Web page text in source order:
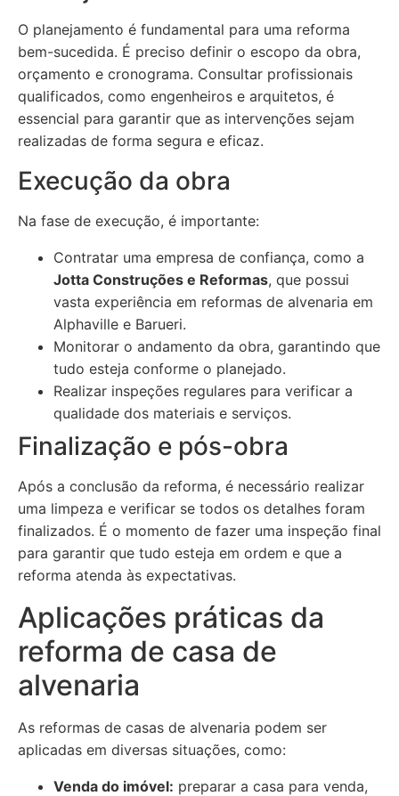
O planejamento é fundamental para uma reforma
bem-sucedida. É preciso definir o escopo da obra,
orçamento e cronograma. Consultar profissionais
qualificados, como engenheiros e arquitetos, é
essencial para garantir que as intervenções sejam
realizadas de forma segura e eficaz.
Execução da obra
Na fase de execução, é importante:
Contratar uma empresa de confiança, como a
Jotta Construções e Reformas, que possui
vasta experiência em reformas de alvenaria em
Alphaville e Barueri.
Monitorar o andamento da obra, garantindo que
tudo esteja conforme o planejado.
Realizar inspeções regulares para verificar a
qualidade dos materiais e serviços.
Finalização e pós-obra
Após a conclusão da reforma, é necessário realizar
uma limpeza e verificar se todos os detalhes foram
finalizados. É o momento de fazer uma inspeção final
para garantir que tudo esteja em ordem e que a
reforma atenda às expectativas.
Aplicações práticas da
reforma de casa de
alvenaria
As reformas de casas de alvenaria podem ser
aplicadas em diversas situações, como:
Venda do imóvel: preparar a casa para venda,